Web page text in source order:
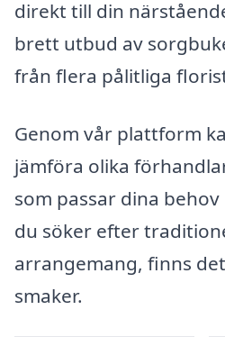
direkt till din
brett utbud av
från flera pålitliga
Genom vår plattform
jämföra olika
som passar dina
du söker efter
arrangemang, finns
smaker.